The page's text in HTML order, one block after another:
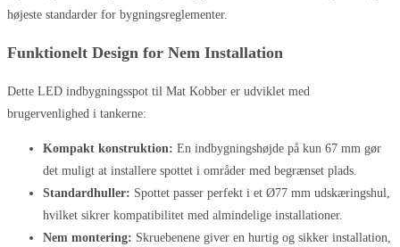
højeste standarder for bygningsreglementer.
Funktionelt Design for Nem Installation
Dette LED indbygningsspot til Mat Kobber er udviklet med
brugervenlighed i tankerne:
Kompakt konstruktion: En indbygningshøjde på kun 67 mm gør
det muligt at installere spottet i områder med begrænset plads.
Standardhuller: Spottet passer perfekt i et Ø77 mm udskæringshul,
hvilket sikrer kompatibilitet med almindelige installationer.
Nem montering: Skruebenene giver en hurtig og sikker installation,